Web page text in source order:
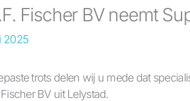
Fischer BV neemt
2025
trots delen wij u mede dat
BV uit Lelystad.